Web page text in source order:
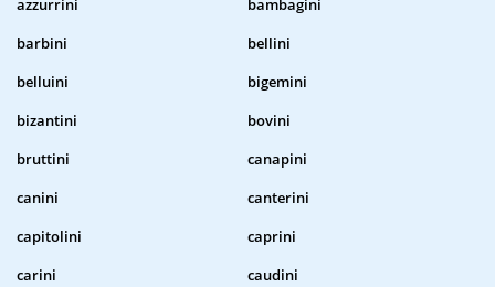
azzurrini
bambagini
barbini
bellini
belluini
bigemini
bizantini
bovini
bruttini
canapini
canini
canterini
capitolini
caprini
carini
caudini